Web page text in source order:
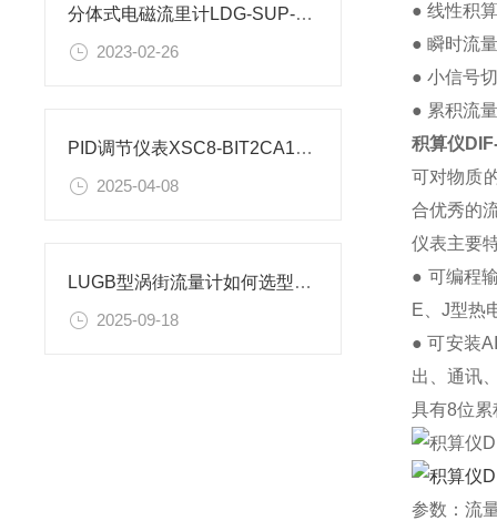
分体式电磁流里计LDG-SUP-DN50-BDCY,电压220V参数
2023-02-26
PID调节仪表XSC8-BIT2CA1B1A1VO技术参数
2025-04-08
LUGB型涡街流量计如何选型?DZGB2310NT1-120Y-10涡街流量计举例说解
2025-09-18
● 线性积
● 瞬时流
● 小信号
● 累积流
积算仪
可对物质
合优秀的
仪表主要
● 可编程
E、J型热
● 可安装
出、通讯
具有8位
参数：流